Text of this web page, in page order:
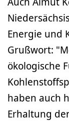
Energie und
Grußwort:
ökologische
haben auch
Erhaltung